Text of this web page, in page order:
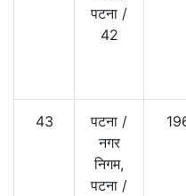
पटना /
42
43 पटना /
नगर
निगम,
पटना /